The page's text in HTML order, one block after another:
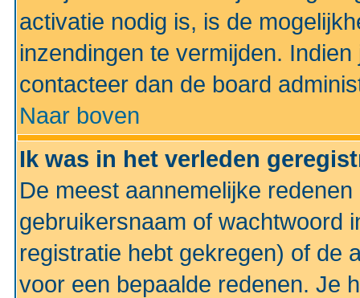
activatie nodig is, is de
inzendingen te vermijden.
contacteer dan de board
Naar boven
Ik was in het verleden
De meest aannemelijke
gebruikersnaam of wachtwoord
registratie hebt gekregen) of de
voor een bepaalde redenen. Je